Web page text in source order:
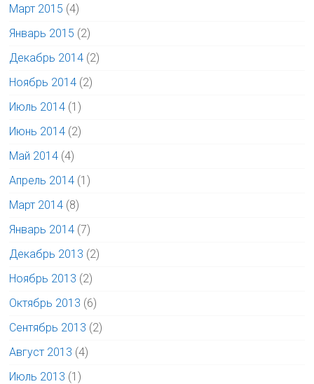
Март 2015 (4)
Январь 2015 (2)
Декабрь 2014 (2)
Ноябрь 2014 (2)
Июль 2014 (1)
Июнь 2014 (2)
Май 2014 (4)
Апрель 2014 (1)
Март 2014 (8)
Январь 2014 (7)
Декабрь 2013 (2)
Ноябрь 2013 (2)
Октябрь 2013 (6)
Сентябрь 2013 (2)
Август 2013 (4)
Июль 2013 (1)